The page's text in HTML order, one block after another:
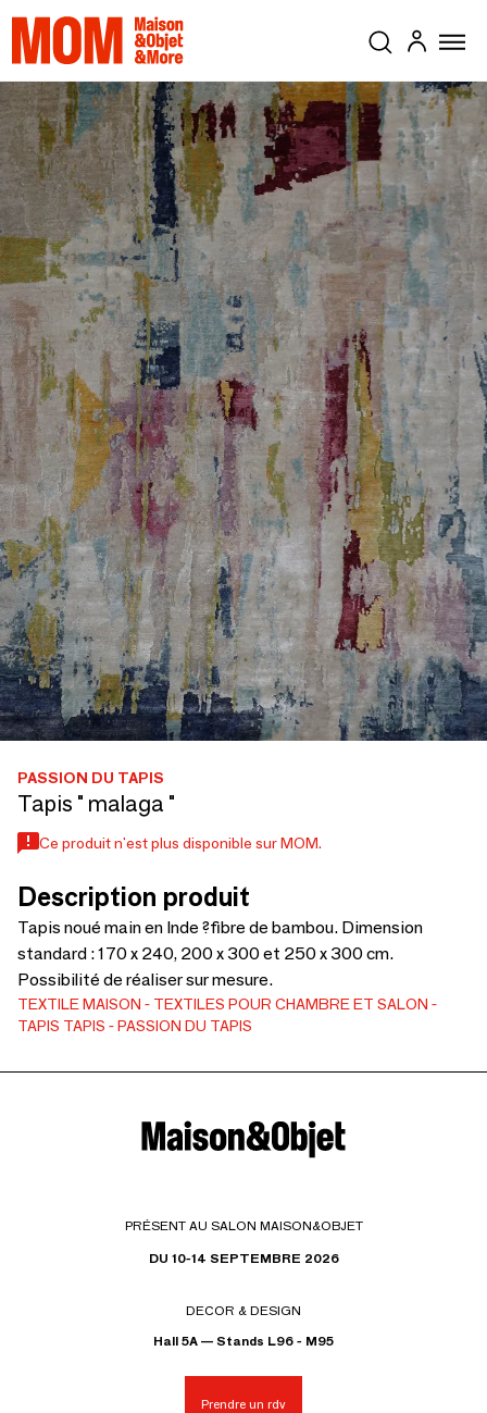
PASSION DU TAPIS
Tapis " malaga "
Ce produit n'est plus disponible sur MOM.
Description produit
Tapis noué main en Inde ?fibre de bambou. Dimension
standard : 170 x 240, 200 x 300 et 250 x 300 cm.
Possibilité de réaliser sur mesure.
TEXTILE MAISON
TEXTILES POUR CHAMBRE ET SALON
TAPIS TAPIS PASSION DU TAPIS
PRÉSENT AU SALON MAISON&OBJET
DU 10-14 SEPTEMBRE 2026
DECOR & DESIGN
Hall 5A — Stands L96 - M95
Prendre un rdv